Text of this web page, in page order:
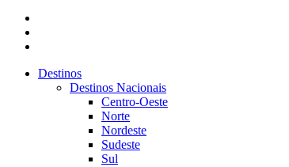
Destinos
Destinos Nacionais
Centro-Oeste
Norte
Nordeste
Sudeste
Sul